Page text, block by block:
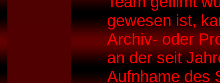
gewesen ist,
Archiv- oder
an der seit
Aufnhame des